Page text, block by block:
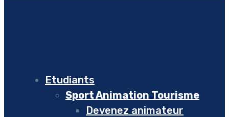
Etudiants
Sport Animation Tourisme
Devenez animateur